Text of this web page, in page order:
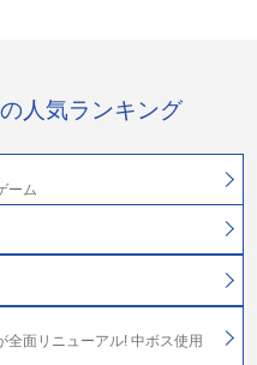
人気ランキング
ーム
面リニューアル! 中ボス使用